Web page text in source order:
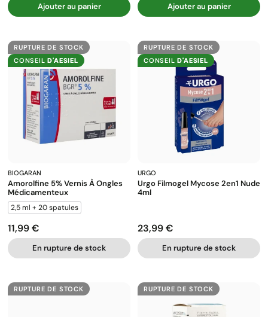
Ajouter au panier Ajouter au panier
RUPTURE DE STOCK
CONSEILD'AESIEL
BIOGARAN
Amorolfine 5% Vernis À Ongles
Médicamenteux
2,5 ml + 20 spatules
Prix
11,99 €
En rupture de stock
RUPTURE DE STOCK
CONSEILD'AESIEL
URGO
Urgo Filmogel Mycose 2en1 Nude
4ml
Prix
23,99 €
En rupture de stock
RUPTURE DE STOCK RUPTURE DE STOCK